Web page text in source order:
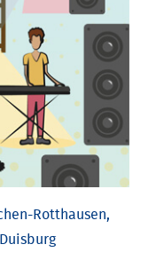
Rotthausen,